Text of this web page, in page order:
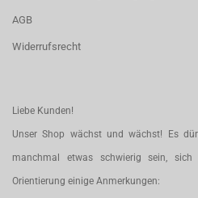
AGB
Widerrufsrecht
Liebe Kunden!
Unser Shop wächst und wächst! Es
manchmal etwas schwierig sein,
Orientierung einige Anmerkungen: